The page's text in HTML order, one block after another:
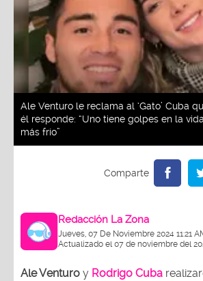
Ale Venturo le reclama al ‘Gato’ Cuba
él responde: “Uno tiene golpes en la
más frío”
Redacción La Zona
Jueves, 07 De Noviembre 2024 11:21
Actualizado el 07 de noviembre del
Ale Venturo y Rodrigo Cuba